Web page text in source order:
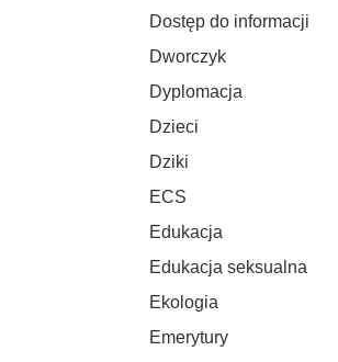
Dostęp do informacji
Dworczyk
Dyplomacja
Dzieci
Dziki
ECS
Edukacja
Edukacja seksualna
Ekologia
Emerytury